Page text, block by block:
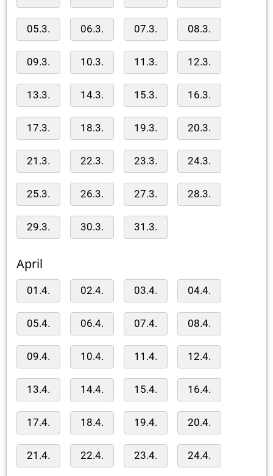
05.3. 06.3. 07.3. 08.3.
09.3. 10.3. 11.3. 12.3.
13.3. 14.3. 15.3. 16.3.
17.3. 18.3. 19.3. 20.3.
21.3. 22.3. 23.3. 24.3.
25.3. 26.3. 27.3. 28.3.
29.3. 30.3. 31.3.
April
01.4. 02.4. 03.4. 04.4.
05.4. 06.4. 07.4. 08.4.
09.4. 10.4. 11.4. 12.4.
13.4. 14.4. 15.4. 16.4.
17.4. 18.4. 19.4. 20.4.
21.4. 22.4. 23.4. 24.4.